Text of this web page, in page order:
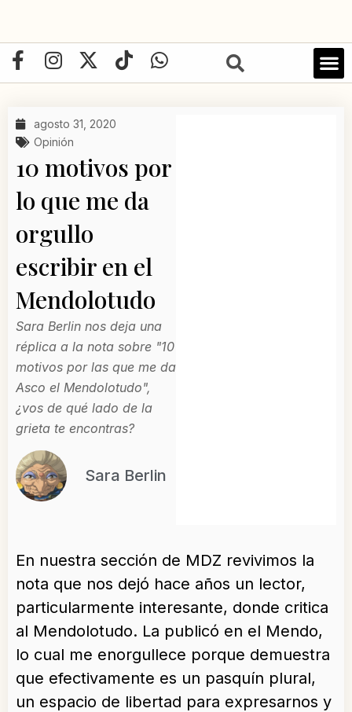
contenido
F
a
e
b
o
k
-
f
I
n
t
a
r
a
m
X
-
w
t
t
e
r
T
i
W
h
p
agosto 31, 2020
Opinión
10 motivos por
lo que me da
orgullo
escribir en el
Mendolotudo
Sara Berlin nos deja una
réplica a la nota sobre "10
motivos por las que me da
Asco el Mendolotudo",
¿vos de qué lado de la
grieta te encontras?
Sara Berlin
En nuestra sección de MDZ revivimos la
nota que nos dejó hace años un lector,
particularmente interesante, donde critica
al Mendolotudo. La publicó en el Mendo,
lo cual me enorgullece porque demuestra
que efectivamente es un pasquín plural,
un espacio de libertad para expresarnos y